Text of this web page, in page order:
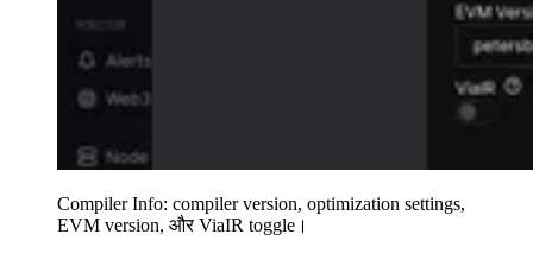
Compiler Info: compiler version, optimization settings,
EVM version, और ViaIR toggle।